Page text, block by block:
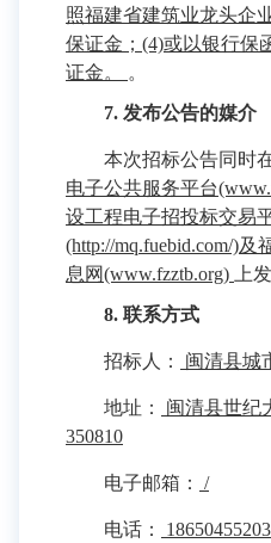
照福建省建筑业龙头企
保证金；(4)或以银行保
证金。
。
7. 发布公告的媒介
本次招标公告同时
电子公共服务平台
设工程电子招投标交易
(http://mq.fuebid.com/)
息网(www.fzztb.org)
上
8. 联系方式
招标人： 闽清县城
地址： 闽清县世纪
350810
电子邮箱： /
电话： 18650455203